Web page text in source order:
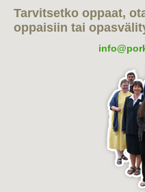
Tarvitsetko oppaat,
oppaisiin tai